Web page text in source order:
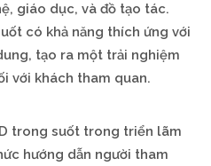
giáo dục, và đồ tạo tác.
có khả năng thích ứng với
tạo ra một trải nghiệm
với khách tham quan.
trong suốt trong triển lãm
hướng dẫn người tham